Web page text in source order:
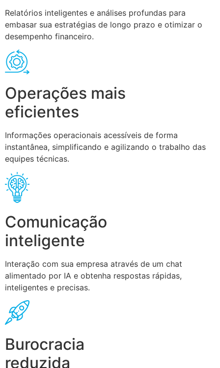
Relatórios inteligentes e análises profundas para
embasar sua estratégias de longo prazo e otimizar o
desempenho financeiro.
Operações mais
eficientes
Informações operacionais acessíveis de forma
instantânea, simplificando e agilizando o trabalho das
equipes técnicas.
Comunicação
inteligente
Interação com sua empresa através de um chat
alimentado por IA e obtenha respostas rápidas,
inteligentes e precisas.
Burocracia
reduzida